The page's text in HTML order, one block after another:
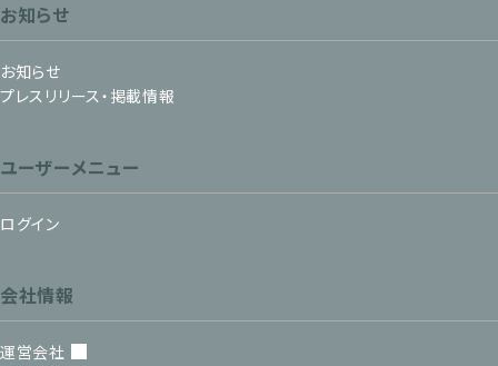
お知らせ
お知らせ
プレスリリース・掲載情報
ユーザーメニュー
ログイン
会社情報
運営会社